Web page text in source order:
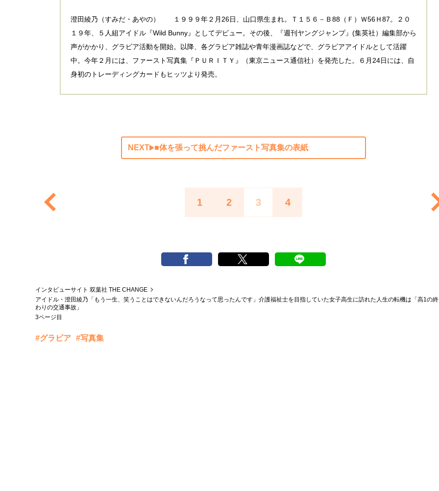
澄田綾乃（すみだ・あやの） １９９９年２月26日、山口県生まれ。Ｔ１５６－Ｂ88（Ｆ）Ｗ56Ｈ87。２０
１９年、５人組アイドル『Wild Bunny』としてデビュー。その後、『週刊ヤングジャンプ』(集英社）編集部から
声がかかり、グラビア活動を開始。以降、各グラビア雑誌や青年漫画誌などで、グラビアアイドルとして活躍
中。今年２月には、ファースト写真集『ＰＵＲＩＴＹ』（東京ニュース通信社）を発売した。６月24日には、自
身初のトレーディングカードもヒッツより発売。
NEXT ■体を張って挑んだファースト写真集の表紙
1 2 3 4
インタビューサイト 双葉社 THE CHANGE
アイドル・澄田綾乃「もう一生、笑うことはできないんだろうなって思ったんです」介護福祉士を目指していた女子高生に訪れた人生の転機は「高1の終
わりの交通事故」
3ページ目
#グラビア #写真集